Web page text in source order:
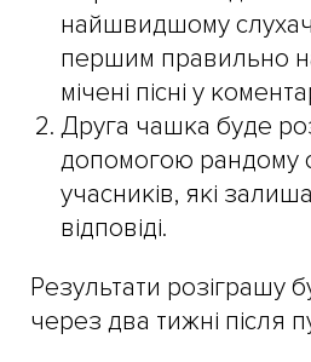
найшвидшому
першим правильно
мічені пісні у
Друга чашка буде
допомогою рандому
учасників, які
відповіді.
Результати розіграшу
через два тижні після